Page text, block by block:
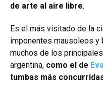
de arte al aire libre.
Es el más visitado de la
imponentes mausoleos y
muchos de los
argentina, como el de
tumbas más